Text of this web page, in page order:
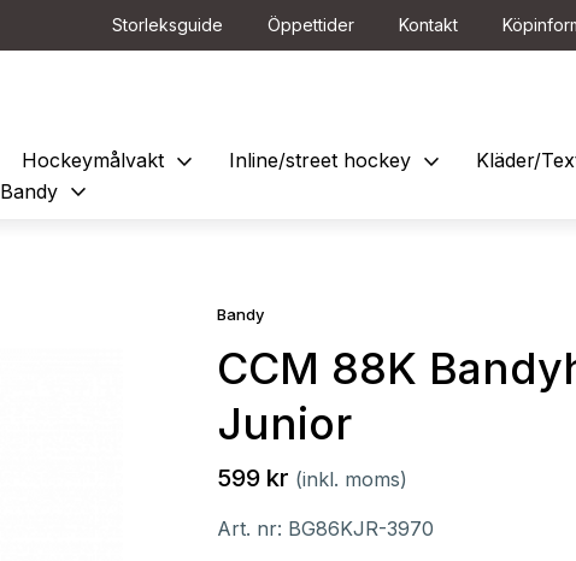
Storleksguide Öppettider Kontakt
Hockeymålvakt expand_more Inline/street hockey expand_more Kläder/
Bandy expand_more
Bandy
CCM 88K
Junior
599 kr (inkl. moms)
Art. nr: BG86KJR-3970